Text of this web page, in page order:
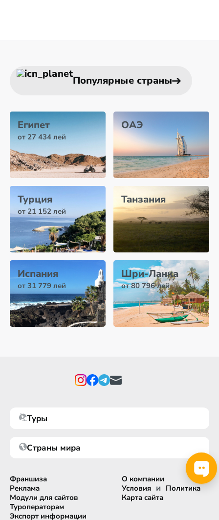
Популярные страны
Египет
от 27 434 лей
ОАЭ
Турция
от 21 152 лей
Танзания
Испания
от 31 779 лей
Шри-Ланка
от 80 796 лей
Туры
Страны мира
Франшиза
Реклама
Модули для сайтов
Туроператорам
Экспорт информации
О компании
Условия и Политика
Карта сайта